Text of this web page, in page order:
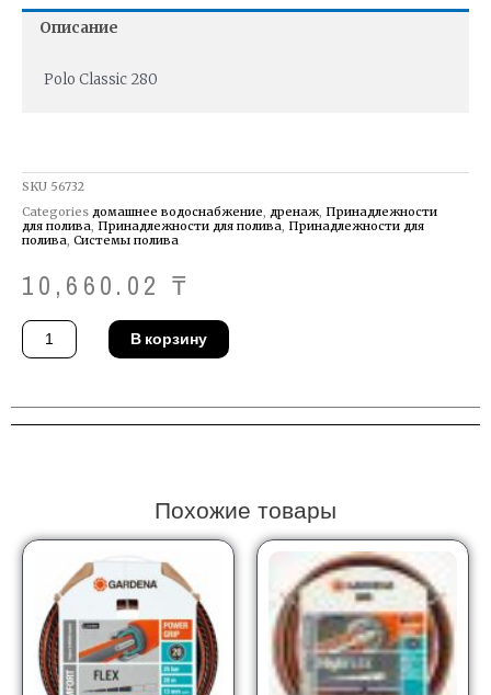
Описание
Polo Classic 280
SKU 56732
Categories домашнее водоснабжение дренаж Принадлежности
для полива Принадлежности для полива Принадлежности для
полива Системы полива
10,660.02 ₸
Количество
товара
Дождеватель
В корзину
Похожие товары